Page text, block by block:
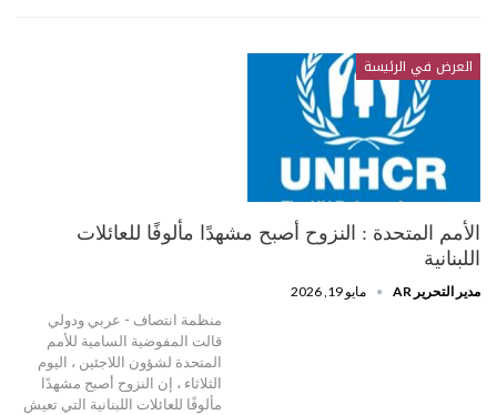
العرض في الرئيسة
الأمم المتحدة : النزوح أصبح مشهدًا مألوفًا للعائلات
اللبنانية
مدير التحرير AR مايو 19, 2026
منظمة انتصاف - عربي ودولي
قالت المفوضية السامية للأمم
المتحدة لشؤون اللاجئين ، اليوم
الثلاثاء ، إن النزوح أصبح مشهدًا
مألوفًا للعائلات اللبنانية التي تعيش